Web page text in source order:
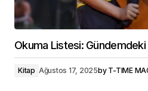
Okuma Listesi:
Kitap Ağustos 17, 2025by T-TIME